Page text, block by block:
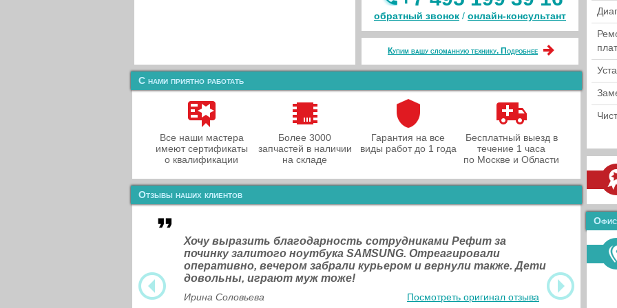
обратный звонок / онлайн‑консультант
Купим вашу сломанную технику. Подробнее
С нами приятно работать
Все наши мастера
имеют сертификаты
о квалификации
Более 3000
запчастей в наличии
на складе
Гарантия на все
виды работ до 1 года
Бесплатный выезд в
течение 1 часа
по Москве и Области
Отзывы наших клиентов
Хочу выразить благодарность сотрудниками Рефит за
починку залитого ноутбука SAMSUNG. Отреагировали
оперативно, вечером забрали курьером и вернули также. Дети
довольны, играют муж тоже!
Ирина Соловьева Посмотреть оригинал отзыва